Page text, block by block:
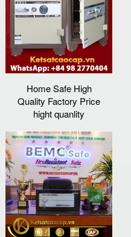
Home Safe High
Quality Factory Price
hight quanlity